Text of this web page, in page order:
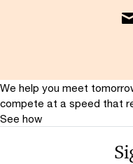
We help you meet
compete at a speed that
See how